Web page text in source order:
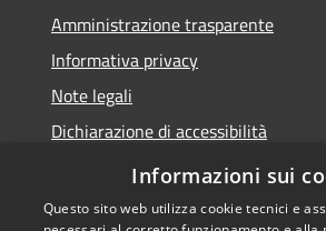
Amministrazione trasparente
Informativa privacy
Note legali
Dichiarazione di accessibilità
Link app municipium
Informazioni sui
Questo sito web utilizza cookie tecnici e